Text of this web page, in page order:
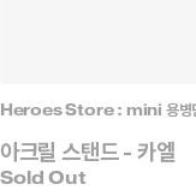
아크릴 스탠드 - 카엘